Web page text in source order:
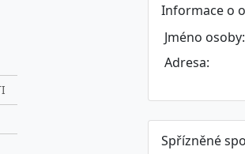
Informace o
Jméno osoby:
Adresa:
Spřízněné